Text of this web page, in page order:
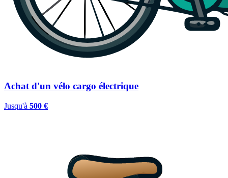
Achat d'un vélo cargo électrique
Jusqu'à 500 €